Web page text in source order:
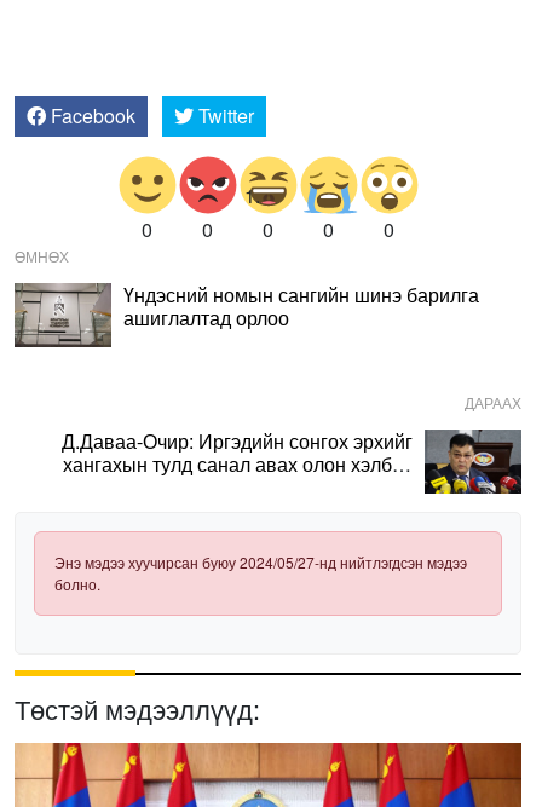
Facebook Twitter
0 0 0 0 0
ӨМНӨХ
Үндэсний номын сангийн шинэ барилга
ашиглалтад орлоо
ДАРААХ
Д.Даваа-Очир: Иргэдийн сонгох эрхийг
хангахын тулд санал авах олон хэлбэр
Энэ мэдээ хуучирсан буюу 2024/05/27-нд нийтлэгдсэн мэдээ
болно.
Төстэй мэдээллүүд: